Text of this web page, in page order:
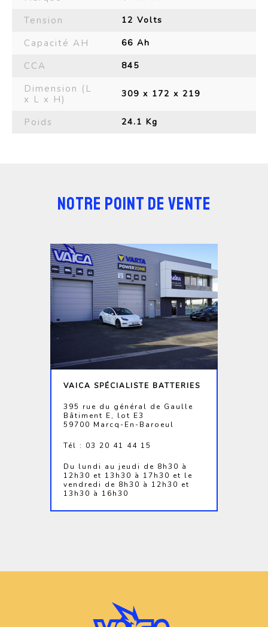
Tension 12 Volts
Capacité AH 66 Ah
CCA 845
Dimension (L
x L x H)
309 x 172 x 219
Poids 24.1 Kg
NOTRE POINT DE VENTE
VAICA SPÉCIALISTE BATTERIES
395 rue du général de Gaulle
Bâtiment E, lot E3
59700 Marcq-En-Baroeul
Tél : 03 20 41 44 15
Du lundi au jeudi de 8h30 à
12h30 et 13h30 à 17h30 et le
vendredi de 8h30 à 12h30 et
13h30 à 16h30